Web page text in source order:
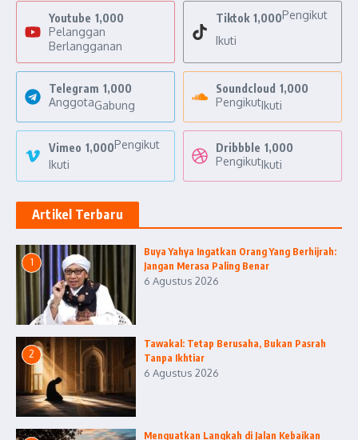
Youtube 1,000
Pelanggan
Berlangganan
Tiktok 1,000Pengikut
Ikuti
Telegram 1,000
AnggotaGabung
Soundcloud 1,000
PengikutIkuti
Vimeo 1,000Pengikut
Ikuti
Dribbble 1,000
PengikutIkuti
Artikel Terbaru
1
Buya Yahya Ingatkan Orang Yang Berhijrah:
Jangan Merasa Paling Benar
6 Agustus 2026
2
Tawakal: Tetap Berusaha, Bukan Pasrah
Tanpa Ikhtiar
6 Agustus 2026
Menguatkan Langkah di Jalan Kebaikan